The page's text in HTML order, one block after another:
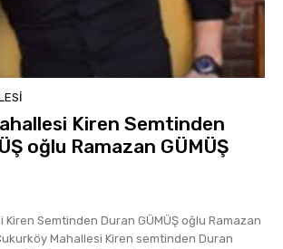
Kiren Semtinden
oğlu Ramazan GÜMÜŞ
Semtinden Duran GÜMÜŞ oğlu Ramazan
Mahallesi Kiren semtinden Duran